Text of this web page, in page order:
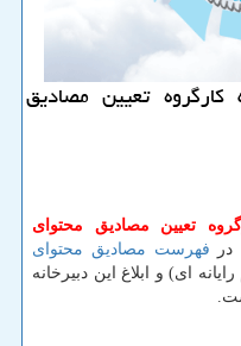
تعیین مصادیق
تعیین مصادیق محتوای
در فهرست مصادیق محتوای
جرایم رایانه ای) و ابلاغ این دبیرخانه